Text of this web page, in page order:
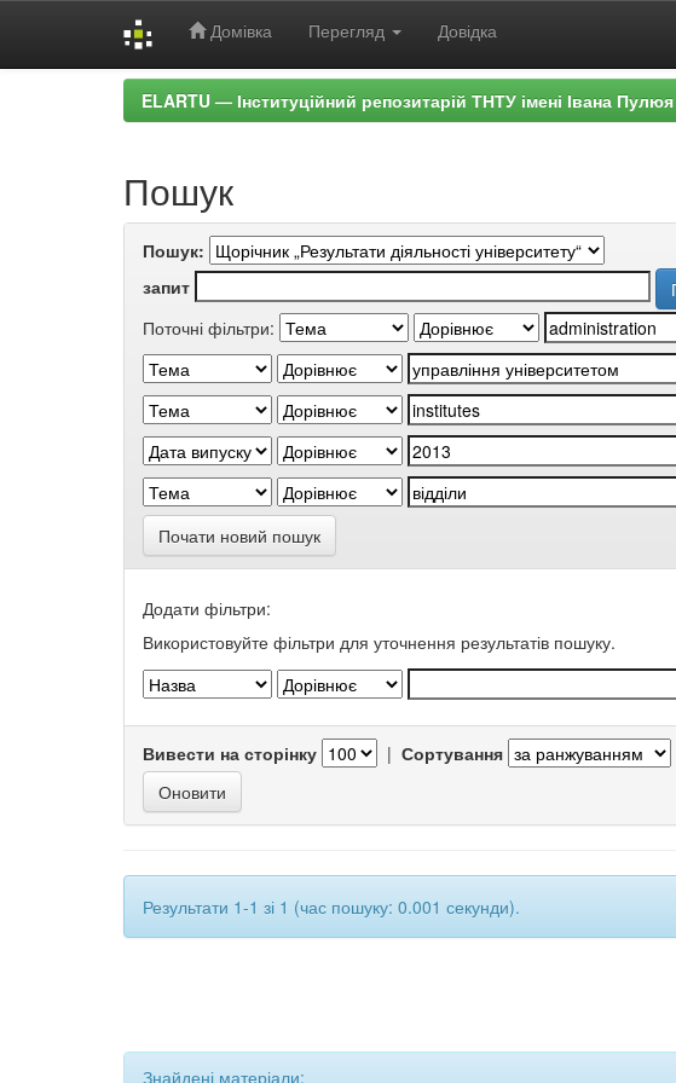
Домівка Перегляд Довідка
ELARTU — Інституційний репозитарій ТНТУ імені Івана Пулюя
Пошук
Пошук:
запит
Поточні фільтри:
Почати новий пошук
Додати фільтри:
Використовуйте фільтри для уточнення результатів пошуку.
Вивести на сторінку | Сортування
Результати 1-1 зі 1 (час пошуку: 0.001 секунди).
Знайдені матеріали: